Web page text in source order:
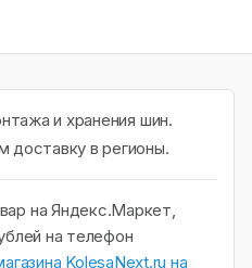
и хранения шин.
доставку в регионы.
на Яндекс.Маркет,
на телефон